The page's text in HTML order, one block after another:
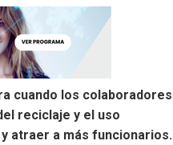
cuando los colaboradores
reciclaje y el uso
atraer a más funcionarios.